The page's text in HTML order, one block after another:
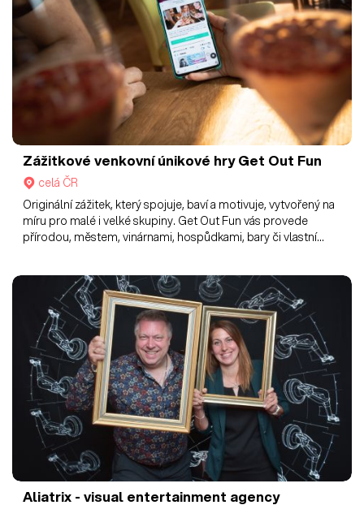
Zážitkové venkovní únikové hry Get Out Fun
celá ČR
Originální zážitek, který spojuje, baví a motivuje, vytvořený na
míru pro malé i velké skupiny. Get Out Fun vás provede
přírodou, městem, vinárnami, hospůdkami, bary či vlastní
Aliatrix - visual entertainment agency